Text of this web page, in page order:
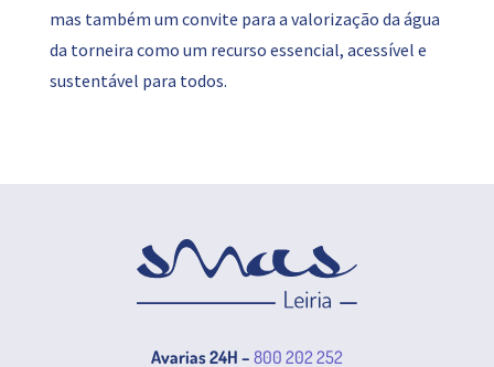
mas também um convite para a valorização da água
da torneira como um recurso essencial, acessível e
sustentável para todos.
Avarias 24H – 800 202 252